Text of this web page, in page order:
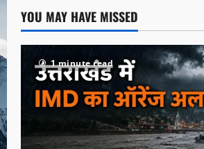
YOU MAY HAVE MISSED
1 minute read